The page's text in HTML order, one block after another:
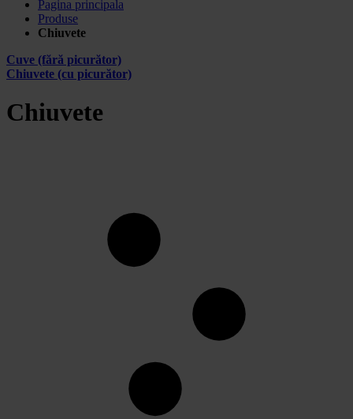
Pagina principala
Produse
Chiuvete
Cuve (fără picurător)
Chiuvete (cu picurător)
Chiuvete